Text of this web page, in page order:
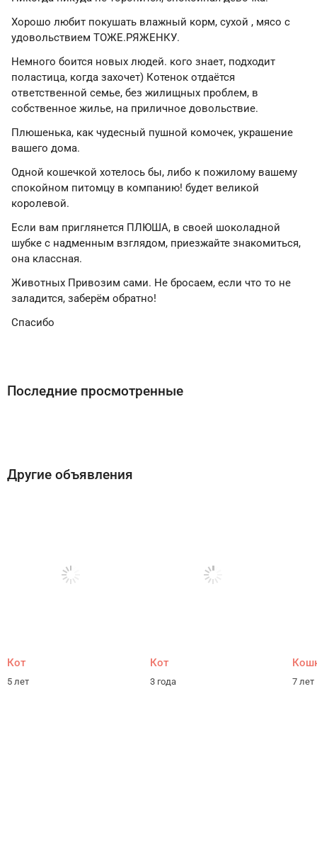
Хорошо любит покушать влажный корм, сухой , мясо с
удовольствием ТОЖЕ.РЯЖЕНКУ.
Немного боится новых людей. кого знает, подходит
поластица, когда захочет) Котенок отдаётся
ответственной семье, без жилищных проблем, в
собственное жилье, на приличное довольствие.
Плюшенька, как чудесный пушной комочек, украшение
вашего дома.
Одной кошечкой хотелось бы, либо к пожилому вашему
спокойном питомцу в компанию! будет великой
королевой.
Если вам приглянется ПЛЮША, в своей шоколадной
шубке с надменным взглядом, приезжайте знакомиться,
она классная.
Животных Привозим сами. Не бросаем, если что то не
заладится, заберём обратно!
Спасибо
Последние просмотренные
Другие объявления
Кот
5 лет
Кот
3 года 7 лет